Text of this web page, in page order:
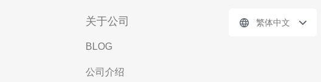
关于公司
BLOG
公司介绍
繁体中文